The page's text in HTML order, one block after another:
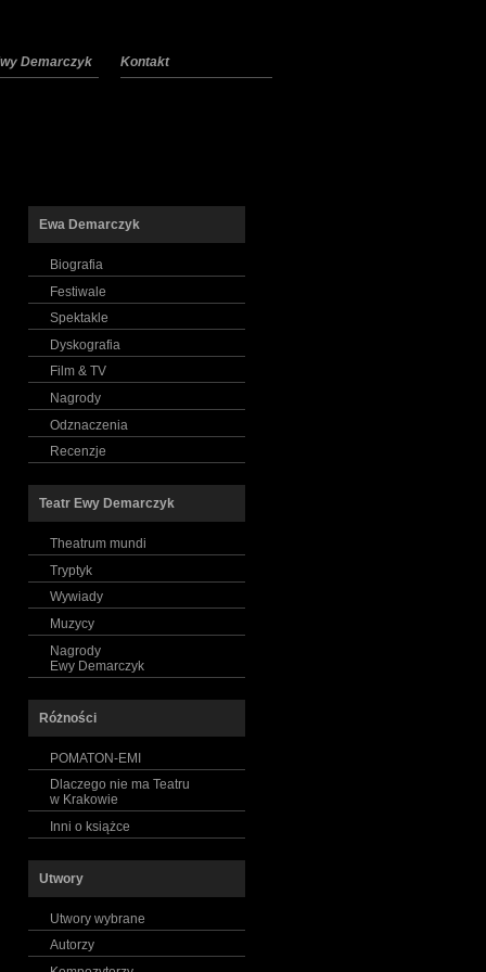
Demarczyk Kontakt
Ewa Demarczyk
Biografia
Festiwale
Spektakle
Dyskografia
Film & TV
Nagrody
Odznaczenia
Recenzje
Teatr Ewy Demarczyk
Theatrum mundi
Tryptyk
Wywiady
Muzycy
Nagrody
Ewy Demarczyk
Różności
POMATON-EMI
Dlaczego nie ma Teatru
w Krakowie
Inni o książce
Utwory
Utwory wybrane
Autorzy